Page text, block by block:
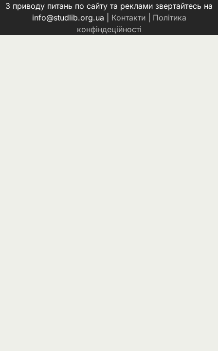
З приводу питань по сайту та реклами звертайтесь на
info@studlib.org.ua | Контакти| Політика
конфіндеційності